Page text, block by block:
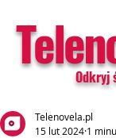
Odkryj
Telenovela.pl
15 lut 2024 1